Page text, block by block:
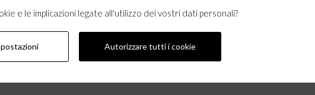
automotive.
anche in versione raffreddata ad acqua ed eventuali
e le implicazioni legate all'utilizzo dei vostri dati personali?
Autorizzare tutti i cookie